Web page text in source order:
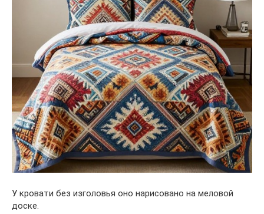
У кровати без изголовья оно нарисовано на меловой
доске.